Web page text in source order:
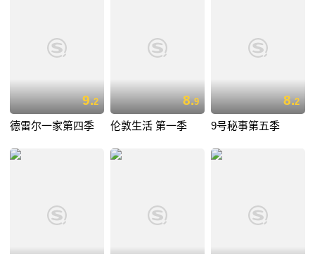
9.2
德雷尔一家第四季
8.9
伦敦生活 第一季
8.2
9号秘事第五季